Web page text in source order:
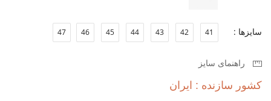
زیره EVA + Rubber با ضربه‌گیری و دوام بالا
سایزها : 41
42
43
44
45
46
47
راهنمای سایز
کشور سازنده : ایران